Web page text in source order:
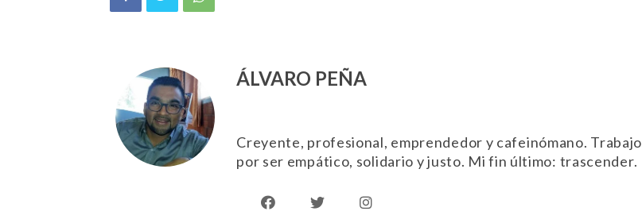
ÁLVARO PEÑA
Creyente, profesional, emprendedor y cafeinómano. Trabajo
por ser empático, solidario y justo. Mi fin último: trascender.